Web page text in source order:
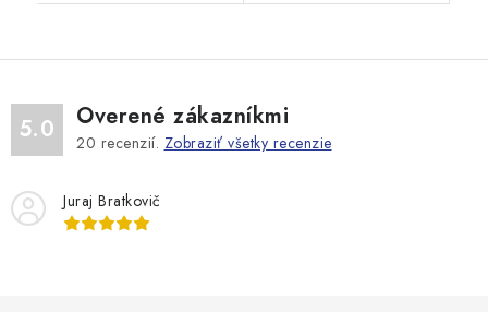
5.0 Overené zákazníkmi
20 recenzií. Zobraziť všetky recenzie
Juraj Bratkovič